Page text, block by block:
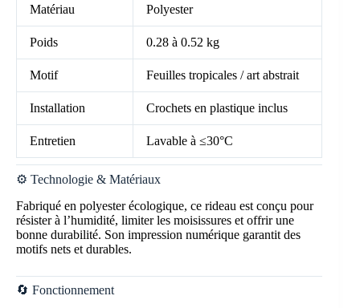
Matériau Polyester
Poids 0.28 à 0.52 kg
Motif Feuilles tropicales / art abstrait
Installation Crochets en plastique inclus
Entretien Lavable à ≤30°C
⚙️ Technologie & Matériaux
Fabriqué en polyester écologique, ce rideau est conçu pour
résister à l’humidité, limiter les moisissures et offrir une
bonne durabilité. Son impression numérique garantit des
motifs nets et durables.
🔄 Fonctionnement